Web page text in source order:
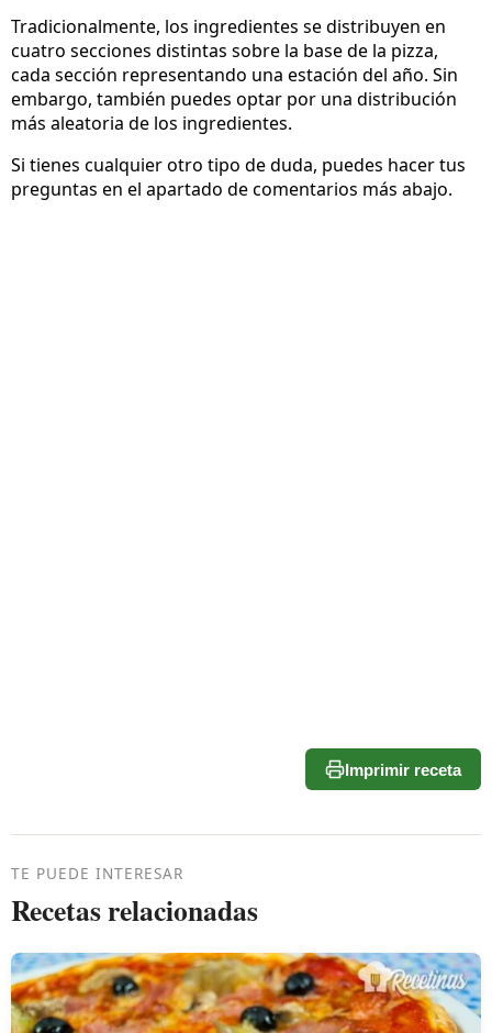
Tradicionalmente, los ingredientes se distribuyen en
cuatro secciones distintas sobre la base de la pizza,
cada sección representando una estación del año. Sin
embargo, también puedes optar por una distribución
más aleatoria de los ingredientes.
Si tienes cualquier otro tipo de duda, puedes hacer tus
preguntas en el apartado de comentarios más abajo.
Imprimir receta
TE PUEDE INTERESAR
Recetas relacionadas